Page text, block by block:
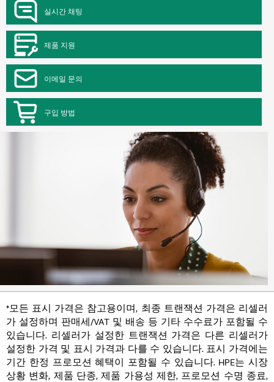
실시간 채팅
제품 지원
이메일 문의
구입 방법
*모든 표시 가격은 참고용이며, 최종 트랜잭션 가격은 리셀러
가 설정하며 판매세/VAT 및 배송 등 기타 수수료가 포함될 수
있습니다. 리셀러가 설정한 트랜잭션 가격은 다른 리셀러가
설정한 가격 및 표시 가격과 다를 수 있습니다. 표시 가격에는
기간 한정 프로모션 혜택이 포함될 수 있습니다. HPE는 시장
상황 변화, 제품 단종, 제품 가용성 제한, 프로모션 수명 종료,